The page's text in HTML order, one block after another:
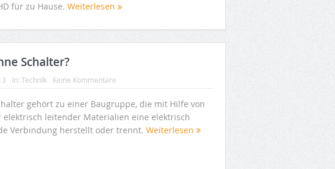
für zu Hause. Weiterlesen
Schalter?
In: Technik Keine Kommentare
gehört zu einer Baugruppe, die mit Hilfe von
elektrisch leitender Materialien eine elektrisch
Verbindung herstellt oder trennt. Weiterlesen